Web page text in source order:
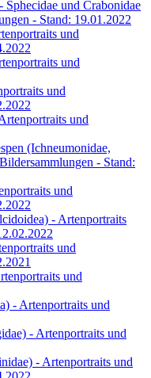
Sphecidae und Crabonidae
- Stand: 19.01.2022
und
und
und
und
(Ichneumonidae,
- Stand:
und
- Artenportraits
und
und
- Artenportraits und
- Artenportraits und
- Artenportraits und